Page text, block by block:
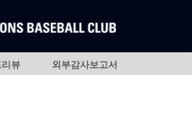
리뷰 외부감사보고서